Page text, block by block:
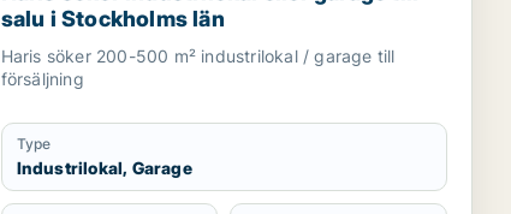
salu i Stockholms län
Haris söker 200-500 m² industrilokal / garage till
försäljning
Type
Industrilokal, Garage